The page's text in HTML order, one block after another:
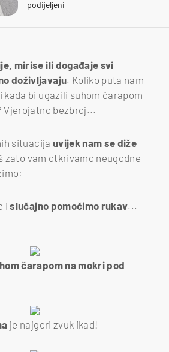
podijeljeni
mirise ili događaje svi
doživljavaju. Koliko puta nam
kada bi ugazili suhom čarapom
Vjerojatno bezbroj...
situacija uvijek nam se diže
zato vam otkrivamo neugodne
islučajno pomočimo rukav...
čarapom na mokri pod
je najgori zvuk ikad!